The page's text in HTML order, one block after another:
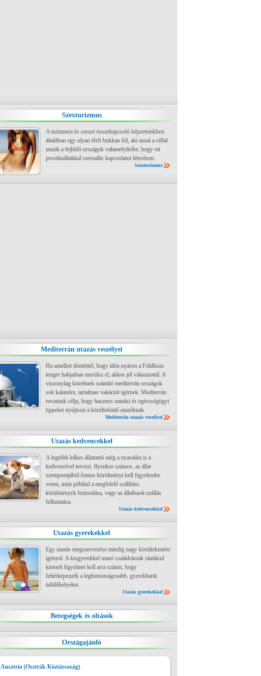
Szexturizmus
A turizmust és szexet összekapcsoló képzeteinkben
általában egy olyan férfi bukkan föl, aki azzal a céllal
utazik a fejlődő országok valamelyikébe, hogy ott
prostituáltakkal szexuális kapcsolatot létesítsen.
Szexturizmus
Mediterrán utazás veszélyei
Ha amellett döntöttél, hogy idén nyáron a Földközi-
tenger habjaiban merülsz el, akkor jól választottál. A
viszonylag közelinek számító mediterrán országok
sok kalandot, tartalmas vakációt ígérnek. Mediterrán
rovatunk célja, hogy hasznos utazási és egészségügyi
tippeket nyújtson a körültekintő utazóknak.
Mediterrán utazás veszélyei
Utazás kedvencekkel
A legtöbb lelkes állattartó még a nyaralást is a
kedvencével tervezi. Ilyenkor számos, az állat
szempontjából fontos körülményt kell figyelembe
venni, mint például a megfelelő szállítási
körülmények biztosítása, vagy az állatbarát szállás
felkutatása.
Utazás kedvencekkel
Utazás gyerekekkel
Egy utazás megszervezése mindig nagy körültekintést
igényel. A kisgyerekkel utazó családoknak ráadásul
kiemelt figyelmet kell arra szánni, hogy
feltérképezzék a legbiztonságosabb, gyerekbarát
üdülőhelyeket.
Utazás gyerekekkel
Betegségek és oltások
Országajánló
Ausztria (Osztrák Köztársaság)